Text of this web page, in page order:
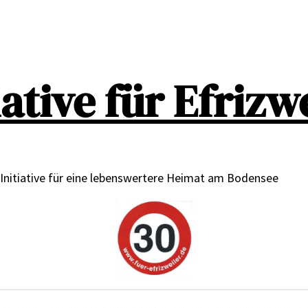
für
für eine lebenswertere Heimat am Bodensee